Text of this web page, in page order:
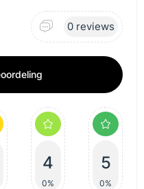
0 reviews
4
0%
5
0%